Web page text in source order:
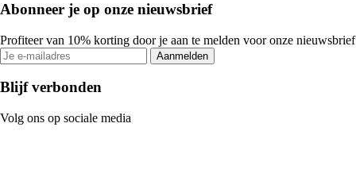
Abonneer je op onze nieuwsbrief
Profiteer van 10% korting door je aan te melden voor onze nieuwsbrief
Aanmelden
Blijf verbonden
Volg ons op sociale media